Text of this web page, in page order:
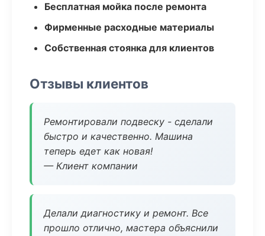
Бесплатная мойка после ремонта
Фирменные расходные материалы
Собственная стоянка для клиентов
Отзывы клиентов
Ремонтировали подвеску - сделали
быстро и качественно. Машина
теперь едет как новая!
— Клиент компании
Делали диагностику и ремонт. Все
прошло отлично, мастера объяснили